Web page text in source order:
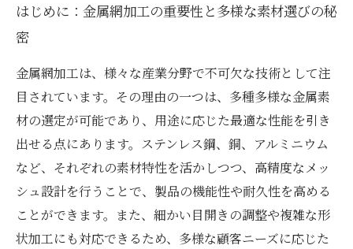
つくる現場の工夫
網加工技術の可能性
応用事例紹介：多様な業界で活躍する精密金属
網の実例
まとめとヒント：加工業界におけるオーダーメ
イド対応の鍵
はじめに：金属網加工の重要性と多様な素材選びの秘
密
金属網加工は、様々な産業分野で不可欠な技術として注
目されています。その理由の一つは、多種多様な金属素
材の選定が可能であり、用途に応じた最適な性能を引き
出せる点にあります。ステンレス鋼、銅、アルミニウム
など、それぞれの素材特性を活かしつつ、高精度なメッ
シュ設計を行うことで、製品の機能性や耐久性を高める
ことができます。また、細かい目開きの調整や複雑な形
状加工にも対応できるため、多様な顧客ニーズに応じた